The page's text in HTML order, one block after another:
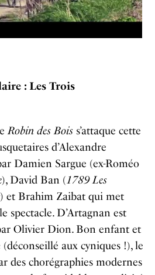
: Les Trois
Robin des Bois s’attaque cette
d’Alexandre
Damien Sargue (ex-Roméo
), David Ban (1789 Les
) et Brahim Zaibat qui met
spectacle. D’Artagnan est
Olivier Dion. Bon enfant et
aux cyniques !), le
des chorégraphies modernes